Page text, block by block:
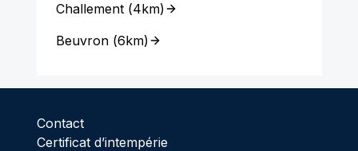
Challement(4km)
Beuvron(6km)
Contact
Certificat d’intempérie